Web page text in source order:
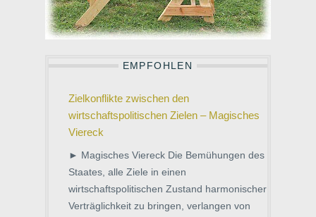
EMPFOHLEN
Zielkonflikte zwischen den
wirtschaftspolitischen Zielen – Magisches
Viereck
► Magisches Viereck Die Bemühungen des
Staates, alle Ziele in einen
wirtschaftspolitischen Zustand harmonischer
Verträglichkeit zu bringen, verlangen von